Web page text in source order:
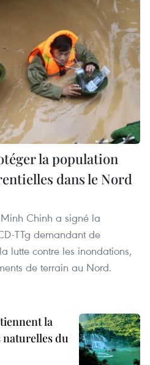
la population
dans le Nord
Chinh a signé la
TTg demandant de
lutte contre les inondations,
de terrain au Nord.
la
du